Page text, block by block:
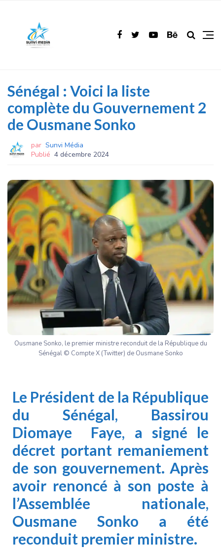
Sénégal : Voici la liste
complète du Gouvernement 2
de Ousmane Sonko
par Sunvi Média
Publié 4 décembre 2024
Ousmane Sonko, le premier ministre reconduit de la République du
Sénégal © Compte X (Twitter) de Ousmane Sonko
Le Président de la République
du Sénégal, Bassirou
Diomaye Faye, a signé le
décret portant remaniement
de son gouvernement. Après
avoir renoncé à son poste à
l’Assemblée nationale,
Ousmane Sonko a été
reconduit premier ministre.